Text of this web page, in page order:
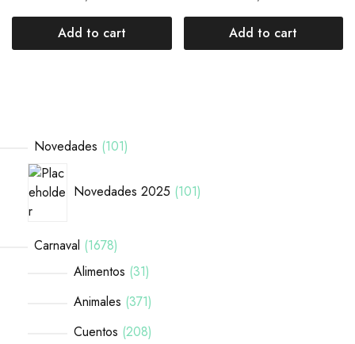
Add to cart Add to cart
Novedades 101
Novedades 2025 101
Carnaval 1678
Alimentos 31
Animales 371
Cuentos 208